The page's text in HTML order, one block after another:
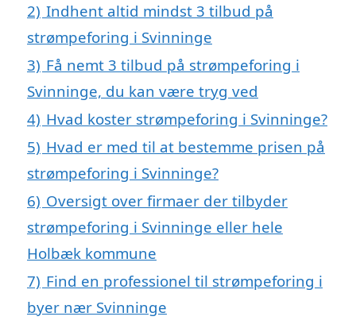
2) Indhent altid mindst 3 tilbud på
strømpeforing i Svinninge
3) Få nemt 3 tilbud på strømpeforing i
Svinninge, du kan være tryg ved
4) Hvad koster strømpeforing i Svinninge?
5) Hvad er med til at bestemme prisen på
strømpeforing i Svinninge?
6) Oversigt over firmaer der tilbyder
strømpeforing i Svinninge eller hele
Holbæk kommune
7) Find en professionel til strømpeforing i
byer nær Svinninge